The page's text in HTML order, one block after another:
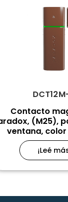
Contacto
(M25),
ventana, color
¡Leé